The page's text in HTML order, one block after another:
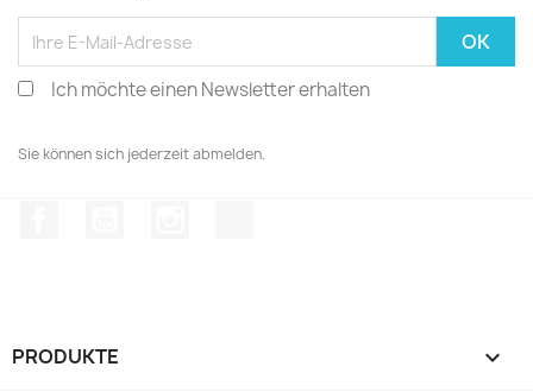
Ich möchte einen Newsletter erhalten
Sie können sich jederzeit abmelden.
PRODUKTE 